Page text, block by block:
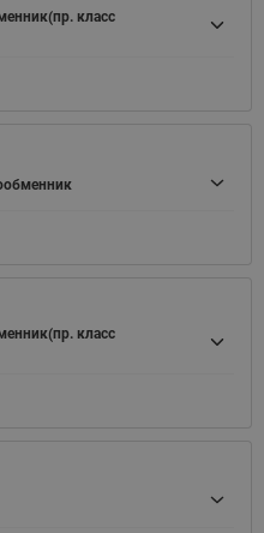
класс
класс